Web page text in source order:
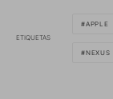
ETIQUETAS
APPLE
NEXUS